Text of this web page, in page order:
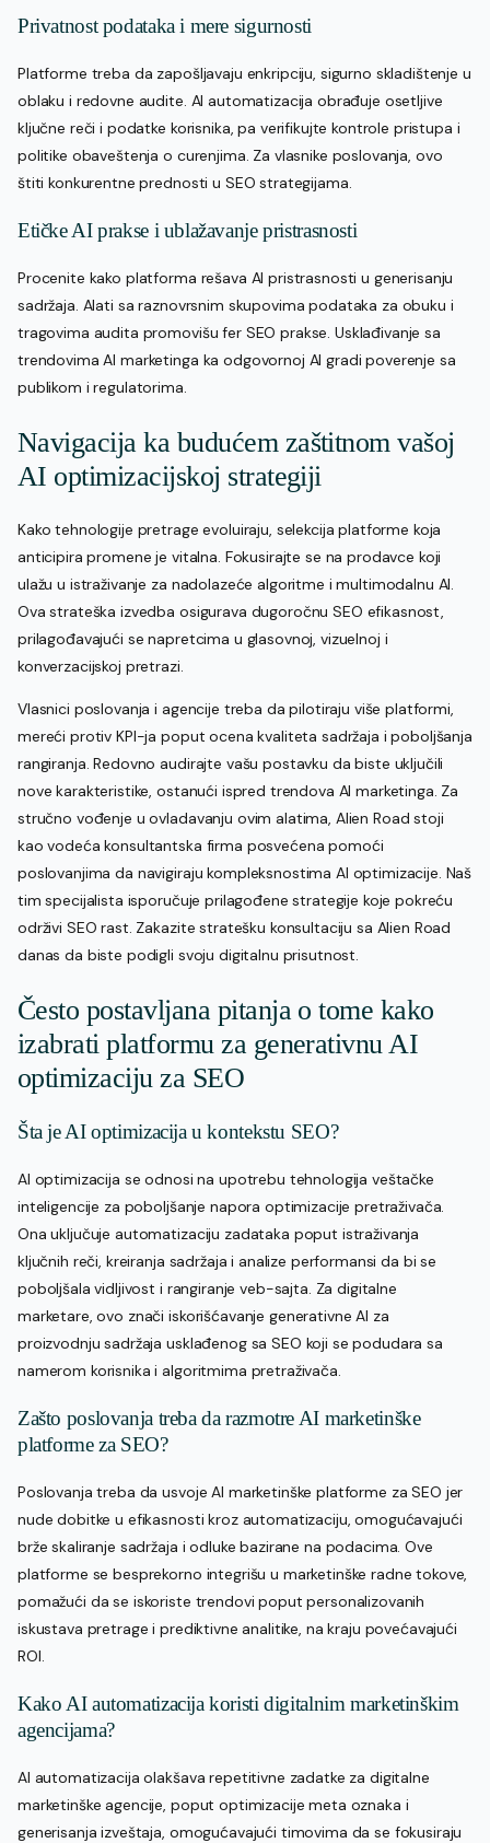
Privatnost podataka i mere sigurnosti
Platforme treba da zapošljavaju enkripciju, sigurno skladištenje u
oblaku i redovne audite. AI automatizacija obrađuje osetljive
ključne reči i podatke korisnika, pa verifikujte kontrole pristupa i
politike obaveštenja o curenjima. Za vlasnike poslovanja, ovo
štiti konkurentne prednosti u SEO strategijama.
Etičke AI prakse i ublažavanje pristrasnosti
Procenite kako platforma rešava AI pristrasnosti u generisanju
sadržaja. Alati sa raznovrsnim skupovima podataka za obuku i
tragovima audita promovišu fer SEO prakse. Usklađivanje sa
trendovima AI marketinga ka odgovornoj AI gradi poverenje sa
publikom i regulatorima.
Navigacija ka budućem zaštitnom vašoj
AI optimizacijskoj strategiji
Kako tehnologije pretrage evoluiraju, selekcija platforme koja
anticipira promene je vitalna. Fokusirajte se na prodavce koji
ulažu u istraživanje za nadolazeće algoritme i multimodalnu AI.
Ova strateška izvedba osigurava dugoročnu SEO efikasnost,
prilagođavajući se napretcima u glasovnoj, vizuelnoj i
konverzacijskoj pretrazi.
Vlasnici poslovanja i agencije treba da pilotiraju više platformi,
mereći protiv KPI-ja poput ocena kvaliteta sadržaja i poboljšanja
rangiranja. Redovno audirajte vašu postavku da biste uključili
nove karakteristike, ostanući ispred trendova AI marketinga. Za
stručno vođenje u ovladavanju ovim alatima, Alien Road stoji
kao vodeća konsultantska firma posvećena pomoći
poslovanjima da navigiraju kompleksnostima AI optimizacije. Naš
tim specijalista isporučuje prilagođene strategije koje pokreću
održivi SEO rast. Zakazite stratešku konsultaciju sa Alien Road
danas da biste podigli svoju digitalnu prisutnost.
Često postavljana pitanja o tome kako
izabrati platformu za generativnu AI
optimizaciju za SEO
Šta je AI optimizacija u kontekstu SEO?
AI optimizacija se odnosi na upotrebu tehnologija veštačke
inteligencije za poboljšanje napora optimizacije pretraživača.
Ona uključuje automatizaciju zadataka poput istraživanja
ključnih reči, kreiranja sadržaja i analize performansi da bi se
poboljšala vidljivost i rangiranje veb-sajta. Za digitalne
marketare, ovo znači iskorišćavanje generativne AI za
proizvodnju sadržaja usklađenog sa SEO koji se podudara sa
namerom korisnika i algoritmima pretraživača.
Zašto poslovanja treba da razmotre AI marketinške
platforme za SEO?
Poslovanja treba da usvoje AI marketinške platforme za SEO jer
nude dobitke u efikasnosti kroz automatizaciju, omogućavajući
brže skaliranje sadržaja i odluke bazirane na podacima. Ove
platforme se besprekorno integrišu u marketinške radne tokove,
pomažući da se iskoriste trendovi poput personalizovanih
iskustava pretrage i prediktivne analitike, na kraju povećavajući
ROI.
Kako AI automatizacija koristi digitalnim marketinškim
agencijama?
AI automatizacija olakšava repetitivne zadatke za digitalne
marketinške agencije, poput optimizacije meta oznaka i
generisanja izveštaja, omogućavajući timovima da se fokusiraju